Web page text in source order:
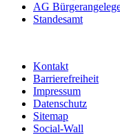
AG
Standesamt
Kontakt
Barrierefreiheit
Impressum
Datenschutz
Sitemap
Social-Wall